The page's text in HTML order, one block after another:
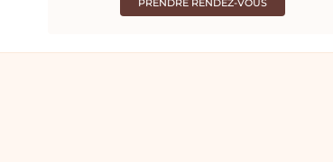
PRENDRE RENDEZ-VOUS